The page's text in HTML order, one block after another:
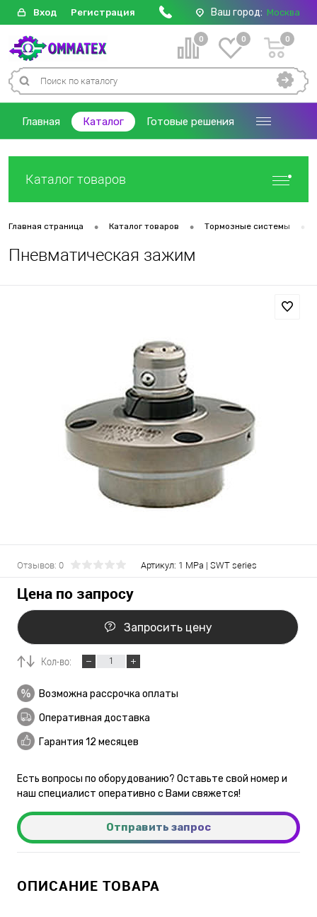
Вход Регистрация Ваш город: Москва
0 0 0
Главная Каталог Готовые решения
Каталог товаров
Главная страница • Каталог товаров • Тормозные системы •
Пневматическая зажим
Отзывов: 0 Артикул: 1 MPa | SWT series
Цена по запросу
Запросить цену
Кол-во:
Возможна рассрочка оплаты
Оперативная доставка
Гарантия 12 месяцев
Есть вопросы по оборудованию? Оставьте свой номер и
наш специалист оперативно с Вами свяжется!
Отправить запрос
ОПИСАНИЕ ТОВАРА